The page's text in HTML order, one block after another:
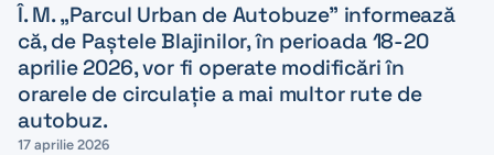
Î. M. „Parcul Urban de Autobuze” informează
că, de Paștele Blajinilor, în perioada 18-20
aprilie 2026, vor fi operate modificări în
orarele de circulație a mai multor rute de
autobuz.
17 aprilie 2026